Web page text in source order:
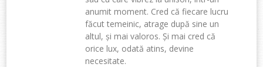
anumit moment. Cred că fiecare lucru
făcut temeinic, atrage după sine un
altul, și mai valoros. Și mai cred că
orice lux, odată atins, devine
necesitate.